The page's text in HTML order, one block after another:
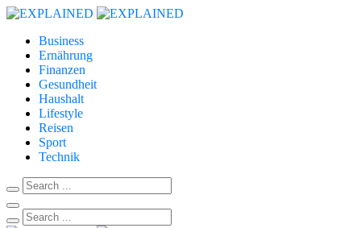
Business
Ernährung
Finanzen
Gesundheit
Haushalt
Lifestyle
Reisen
Sport
Technik